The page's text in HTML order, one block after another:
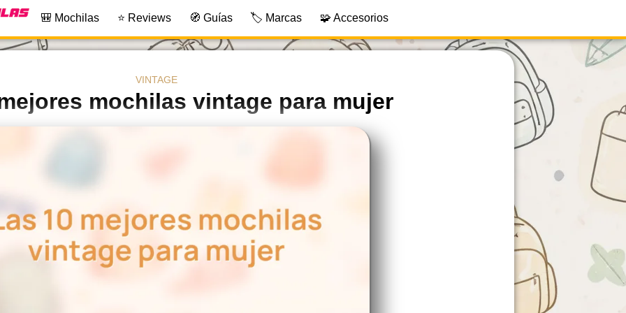
🎒 Mochilas ⭐ Reviews 🧭 Guías 🏷️ Marcas 🧩 Accesorios
VINTAGE
mochilas vintage para mujer